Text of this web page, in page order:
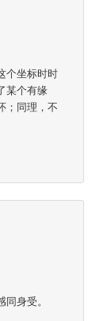
个坐标时时
某个有缘
；同理，不
身受。